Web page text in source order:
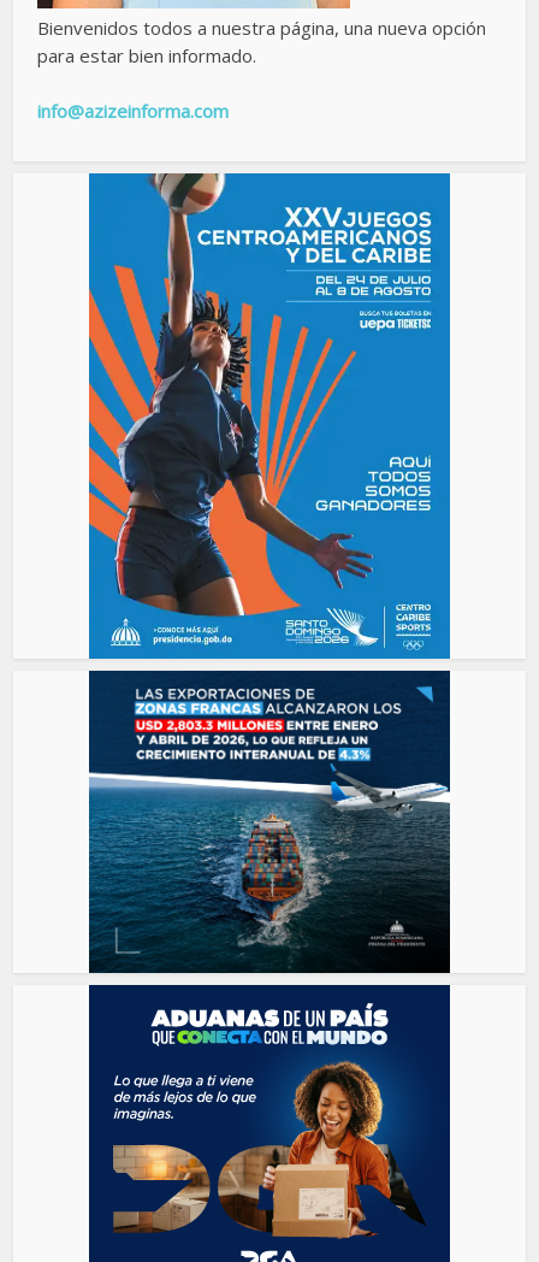
Bienvenidos todos a nuestra página, una nueva opción
para estar bien informado.
info@azizeinforma.com